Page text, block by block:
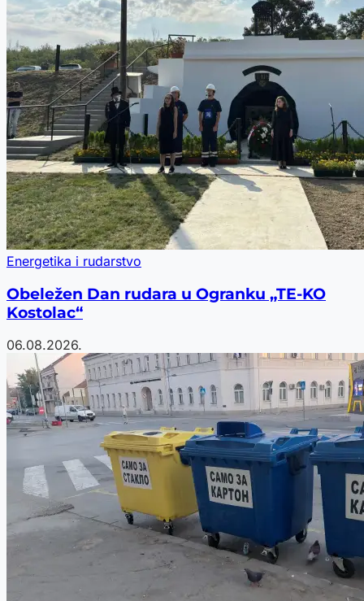
Energetika i rudarstvo
Obeležen Dan rudara u Ogranku „TE-KO
Kostolac“
06.08.2026.